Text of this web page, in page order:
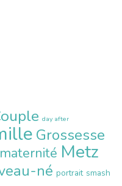
day after
Grossesse
maternité Metz
né portrait smash